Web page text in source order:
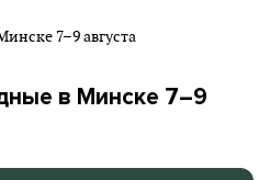
в Минске 7–9